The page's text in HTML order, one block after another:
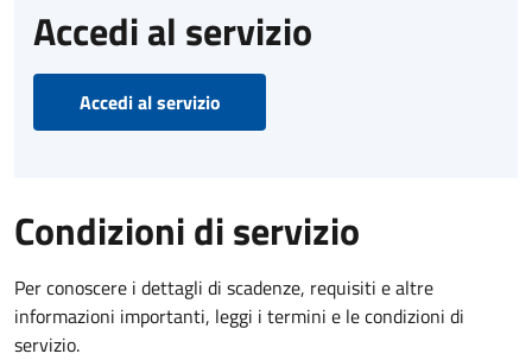
Accedi al servizio
Accedi al servizio
Condizioni di servizio
Per conoscere i dettagli di scadenze, requisiti e altre
informazioni importanti, leggi i termini e le condizioni di
servizio.